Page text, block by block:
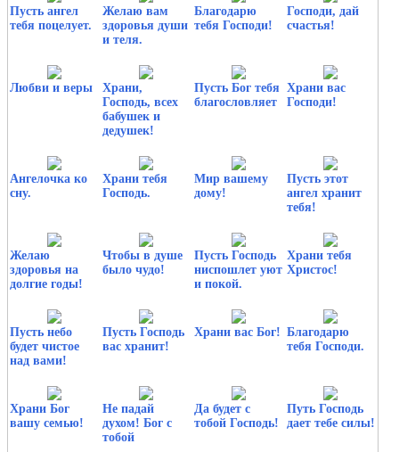
Пусть ангел
тебя поцелует.
Желаю вам
здоровья души
и теля.
Благодарю
тебя Господи!
Господи, дай
счастья!
Любви и веры
Храни,
Господь, всех
бабушек и
дедушек!
Пусть Бог тебя
благословляет
Храни вас
Господи!
Ангелочка ко
сну.
Храни тебя
Господь.
Мир вашему
дому!
Пусть этот
ангел хранит
тебя!
Желаю
здоровья на
долгие годы!
Чтобы в душе
было чудо!
Пусть Господь
ниспошлет уют
и покой.
Храни тебя
Христос!
Пусть небо
будет чистое
над вами!
Пусть Господь
вас хранит!
Храни вас Бог! Благодарю
тебя Господи.
Храни Бог
вашу семью!
Не падай
духом! Бог с
тобой
Да будет с
тобой Господь!
Путь Господь
дает тебе силы!